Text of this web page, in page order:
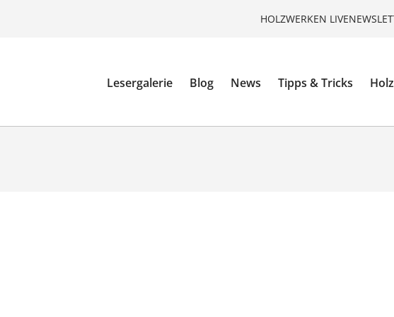
HOLZWERKEN LIVE
Lesergalerie Blog News Tipps & Tricks